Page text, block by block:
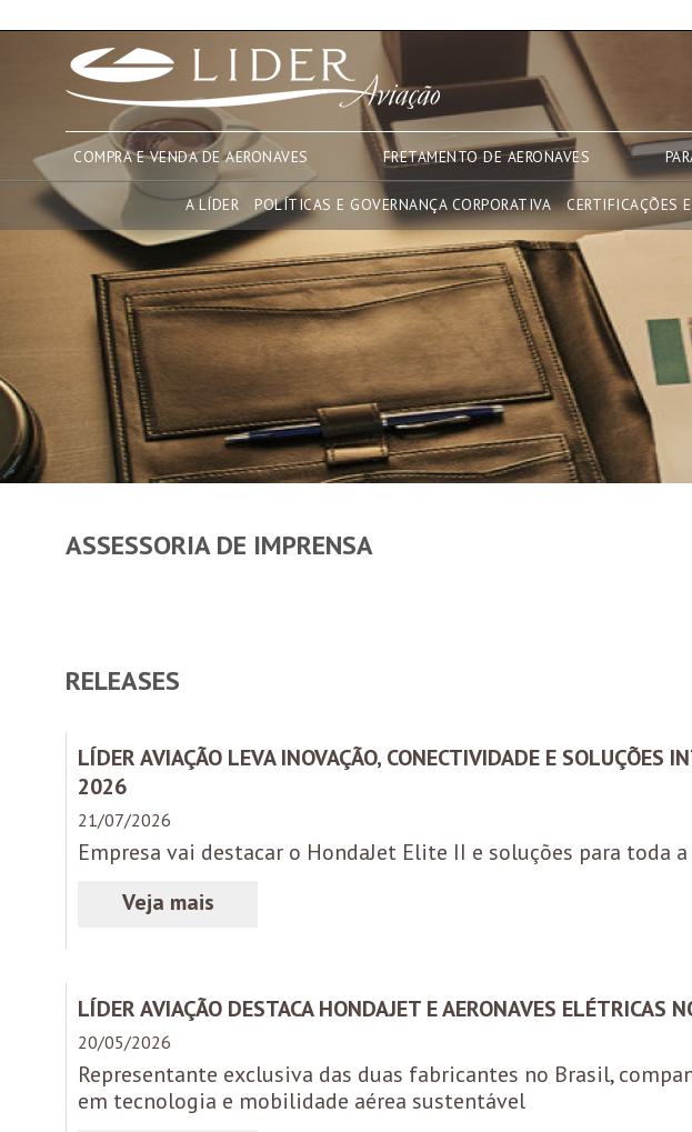
COMPRA E VENDA DE AERONAVES FRETAMENTO DE AERONAVES
A LÍDER POLÍTICAS E GOVERNANÇA CORPORATIVA CERTIFICAÇÕES
ASSESSORIA DE IMPRENSA
RELEASES
LÍDER AVIAÇÃO LEVA INOVAÇÃO, CONECTIVIDADE E SOLUÇÕES
2026
21/07/2026
Empresa vai destacar o HondaJet Elite II e soluções para toda
LÍDER AVIAÇÃO DESTACA HONDAJET E AERONAVES ELÉTRICAS
20/05/2026
Representante exclusiva das duas fabricantes no Brasil,
em tecnologia e mobilidade aérea sustentável